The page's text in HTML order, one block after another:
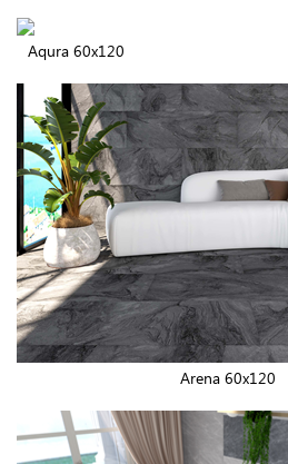
Aqura 60x120
Arena 60x120